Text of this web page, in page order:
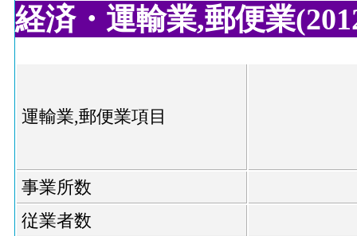
経済・運輸業,郵便業
運輸業,郵便業項目
事業所数
従業者数